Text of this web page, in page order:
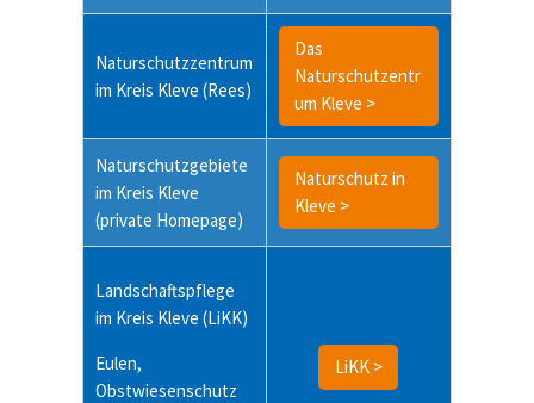
Naturschutzzentrum
im Kreis Kleve (Rees)
Das
Naturschutzentr
um Kleve >
Naturschutzgebiete
im Kreis Kleve
(private Homepage)
Naturschutz in
Kleve >
Landschaftspflege
im Kreis Kleve (LiKK)
Eulen,
Obstwiesenschutz
LiKK >